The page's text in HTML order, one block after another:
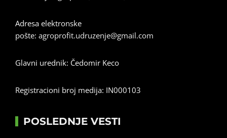
Adresa elektronske
pošte: agroprofit.udruzenje@gmail.com
Glavni urednik: Čedomir Keco
Registracioni broj medija: IN000103
POSLEDNJE VESTI